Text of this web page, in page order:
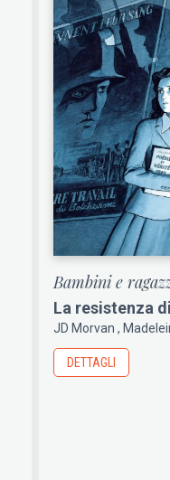
Bambini e
La resistenza
JD Morvan
DETTAGLI